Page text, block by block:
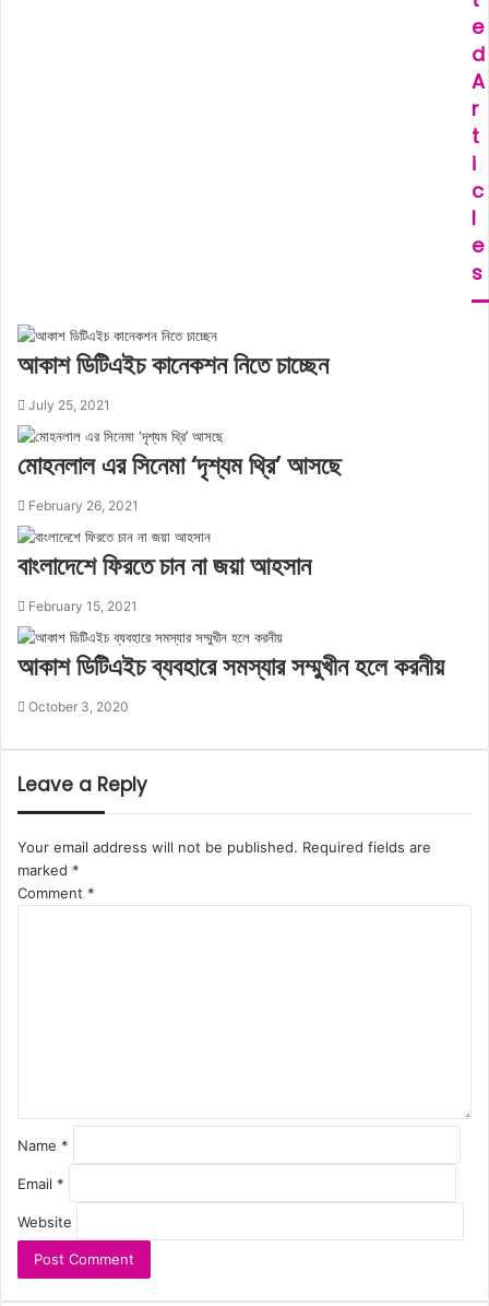
e
d
A
r
t
i
c
l
e
s
আকাশ ডিটিএইচ কানেকশন নিতে চাচ্ছেন
July 25, 2021
মোহনলাল এর সিনেমা ‘দৃশ্যম থ্রি’ আসছে
February 26, 2021
বাংলাদেশে ফিরতে চান না জয়া আহসান
February 15, 2021
আকাশ ডিটিএইচ ব্যবহারে সমস্যার সম্মুখীন হলে করনীয়
October 3, 2020
Leave a Reply
Your email address will not be published. Required fields are
marked *
Comment *
Name *
Email *
Website